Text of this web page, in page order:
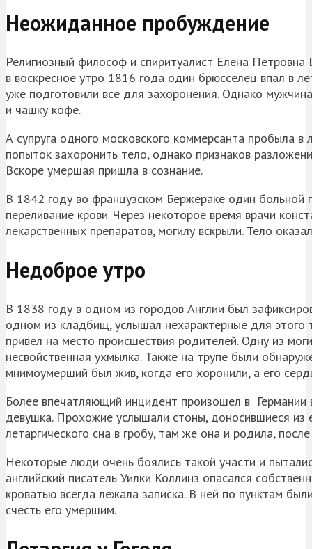
Неожиданное пробуждение
Религиозный философ и спиритуалист Елена Петровна
в воскресное утро 1816 года один брюсселец впал в
уже подготовили все для захоронения. Однако
и чашку кофе.
А супруга одного московского коммерсанта пробыла
попыток захоронить тело, однако признаков
Вскоре умершая пришла в сознание.
В 1842 году во французском Бержераке один больной
переливание крови. Через некоторое время врачи
лекарственных препаратов, могилу вскрыли. Тело
Недоброе утро
В 1838 году в одном из городов Англии был
одном из кладбищ, услышал нехарактерные для этого
привел на место происшествия родителей. Одну из
несвойственная ухмылка. Также на трупе были
мнимоумерший был жив, когда его хоронили, а его
Более впечатляющий инцидент произошел в
девушка. Прохожие услышали стоны, доносившиеся
летаргического сна в гробу, там же она и родила,
Некоторые люди очень боялись такой участи и
английский писатель Уилки Коллинз опасался
кроватью всегда лежала записка. В ней по пунктам
счесть его умершим.